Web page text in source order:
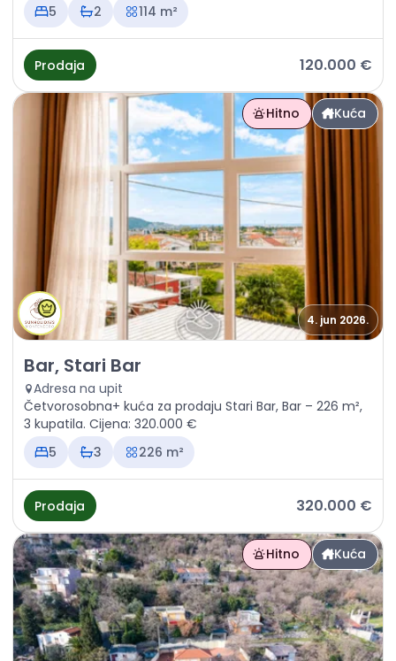
5
2 114 m²
Prodaja 120.000 €
Hitno Kuća
4. jun 2026.
Prodaja - Kuća Bar, Stari Bar
Bar, Stari Bar
Adresa na upit
Četvorosobna+ kuća za prodaju Stari Bar, Bar – 226 m²,
3 kupatila. Cijena: 320.000 €
5
3 226 m²
Prodaja 320.000 €
Hitno Kuća